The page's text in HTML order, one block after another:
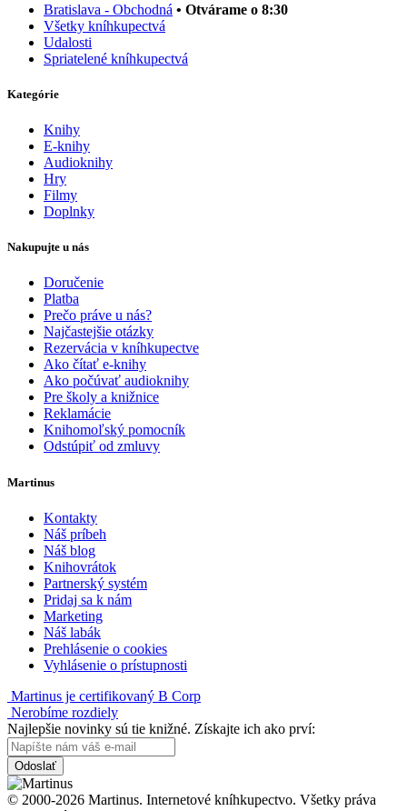
Bratislava - Obchodná • Otvárame o 8:30
Všetky kníhkupectvá
Udalosti
Spriatelené kníhkupectvá
Kategórie
Knihy
E-knihy
Audioknihy
Hry
Filmy
Doplnky
Nakupujte u nás
Doručenie
Platba
Prečo práve u nás?
Najčastejšie otázky
Rezervácia v kníhkupectve
Ako čítať e-knihy
Ako počúvať audioknihy
Pre školy a knižnice
Reklamácie
Knihomoľský pomocník
Odstúpiť od zmluvy
Martinus
Kontakty
Náš príbeh
Náš blog
Knihovrátok
Partnerský systém
Pridaj sa k nám
Marketing
Náš labák
Prehlásenie o cookies
Vyhlásenie o prístupnosti
Martinus je certifikovaný B Corp
Nerobíme rozdiely
Najlepšie novinky sú tie knižné. Získajte ich ako prví:
Odoslať
© 2000-2026 Martinus. Internetové kníhkupectvo. Všetky práva